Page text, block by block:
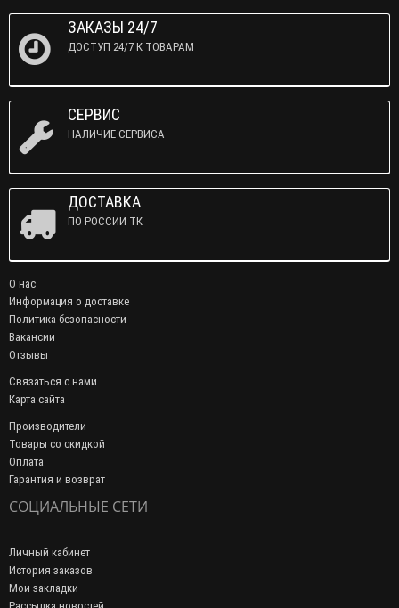
ЗАКАЗЫ 24/7
ДОСТУП 24/7 К ТОВАРАМ
СЕРВИС
НАЛИЧИЕ СЕРВИСА
ДОСТАВКА
ПО РОССИИ ТК
О нас
Информация о доставке
Политика безопасности
Вакансии
Отзывы
Связаться с нами
Карта сайта
Производители
Товары со скидкой
Оплата
Гарантия и возврат
СОЦИАЛЬНЫЕ СЕТИ
Личный кабинет
История заказов
Мои закладки